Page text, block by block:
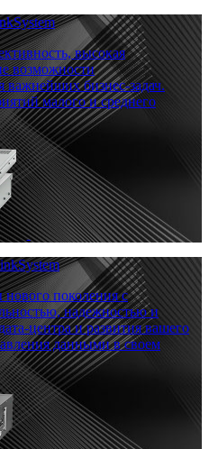
высокая
возможности
важнейших бизнес-задач.
малого и среднего
поколения с
надежностью и
центра и развития вашего
данными в своем